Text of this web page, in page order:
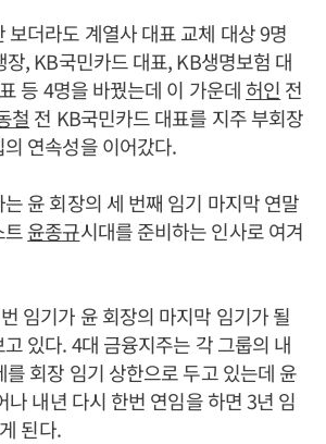
보더라도 계열사 대표 교체 대상 9명
, KB국민카드 대표, KB생명보험 대
등 4명을 바꿨는데 이 가운데 허인 전
철 전 KB국민카드 대표를 지주 부회장
연속성을 이어갔다.
윤 회장의 세 번째 임기 마지막 연말
트윤종규시대를 준비하는 인사로 여겨
임기가 윤 회장의 마지막 임기가 될
있다. 4대 금융지주는 각 그룹의 내
회장 임기 상한으로 두고 있는데 윤
나 내년 다시 한번 연임을 하면 3년 임
된다.